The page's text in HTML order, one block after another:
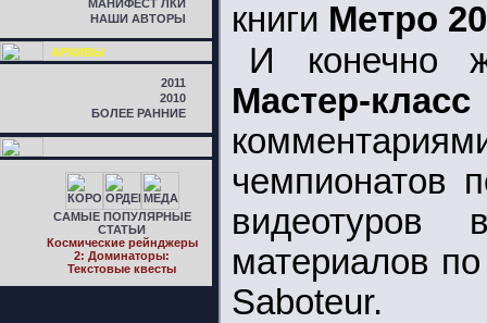
МАНИФЕСТ ЛКИ
НАШИ АВТОРЫ
АРХИВЫ
2011
2010
БОЛЕЕ РАННИЕ
САМЫЕ ПОПУЛЯРНЫЕ
СТАТЬИ
Космические рейнджеры
2: Доминаторы:
Текстовые квесты
книги Метро
И конечно
Мастер-класс
чемпионатов
материалов
Saboteur.